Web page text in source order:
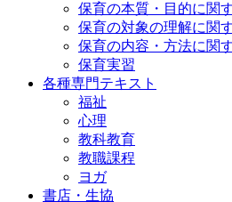
保育の本質・目的に関
保育の対象の理解に関
保育の内容・方法に関
保育実習
各種専門テキスト
福祉
心理
教科教育
教職課程
ヨガ
書店・生協